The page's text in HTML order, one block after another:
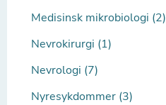
Medisinsk mikrobiologi (2)
Nevrokirurgi (1)
Nevrologi (7)
Nyresykdommer (3)